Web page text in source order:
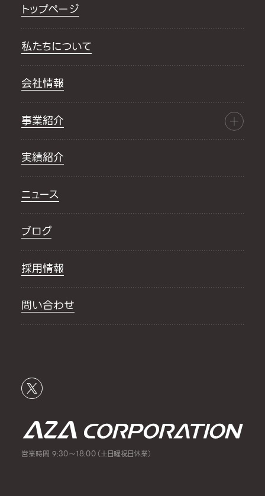
トップページ
私たちについて
会社情報
事業紹介
実績紹介
ニュース
ブログ
採用情報
問い合わせ
営業時間 9:30～18:00（土日曜祝日休業）